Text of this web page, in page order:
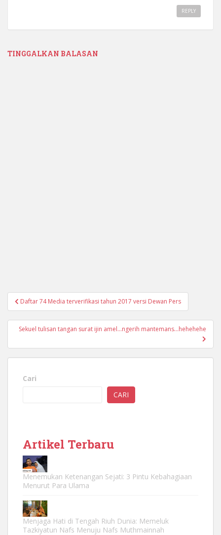
REPLY
TINGGALKAN BALASAN
Navigasi
pos
Daftar 74 Media terverifikasi tahun 2017 versi Dewan Pers
Sekuel tulisan tangan surat ijin amel…ngerih mantemans…hehehehe
Cari
CARI
Artikel Terbaru
Menemukan Ketenangan Sejati: 3 Pintu Kebahagiaan
Menurut Para Ulama
Menjaga Hati di Tengah Riuh Dunia: Memeluk
Tazkiyatun Nafs Menuju Nafs Muthmainnah